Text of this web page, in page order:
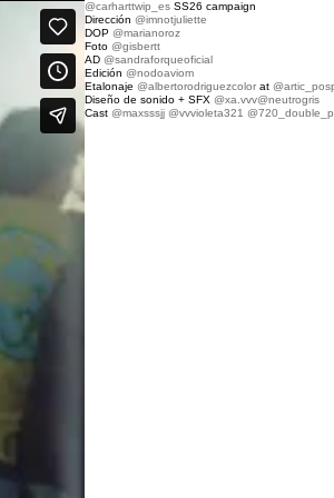
@carharttwip_es SS26 campaign
Dirección @imnotjuliette
DOP @marianoroz
Foto @gisbertt
AD @sandraforqueoficial
Edición @nodoaviom
Etalonaje @albertorodriguezcolor at
Diseño de sonido + SFX @xa.vvv@neutrogris
Cast @maxsssjj @vvvioleta321